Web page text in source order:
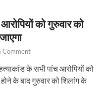
को गुरुवार को
Comment
के सभी पांच आरोपियों को
के बाद गुरुवार को शिलांग के